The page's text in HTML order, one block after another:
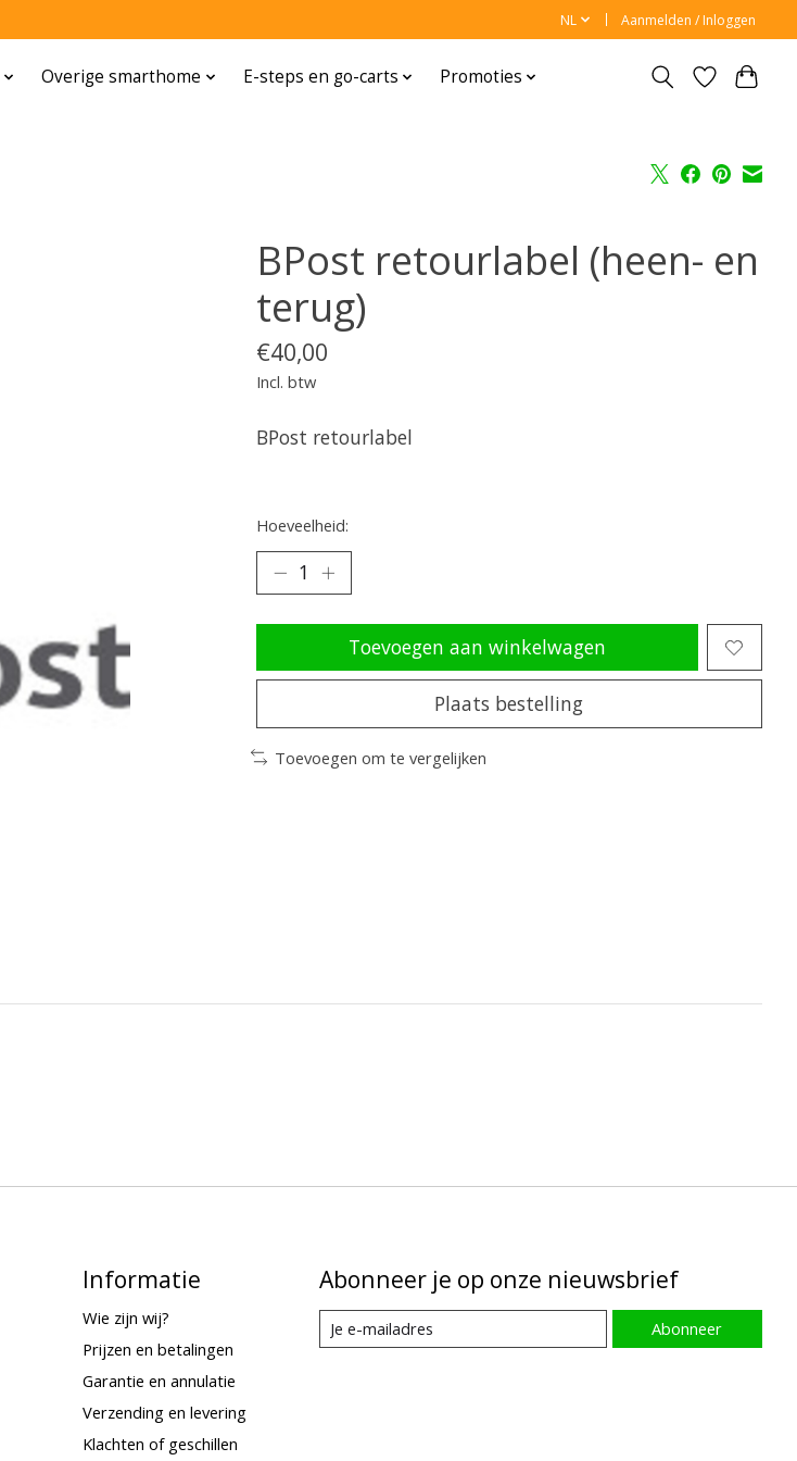
NL Aanmelden / Inloggen
Overige smarthome E-steps en go-carts Promoties
BPost retourlabel (heen- en
terug)
€40,00
Incl. btw
BPost retourlabel
Hoeveelheid:
Toevoegen aan winkelwagen
Plaats bestelling
Toevoegen om te vergelijken
Informatie
Wie zijn wij?
Prijzen en betalingen
Garantie en annulatie
Verzending en levering
Klachten of geschillen
Abonneer je op onze nieuwsbrief
Abonneer